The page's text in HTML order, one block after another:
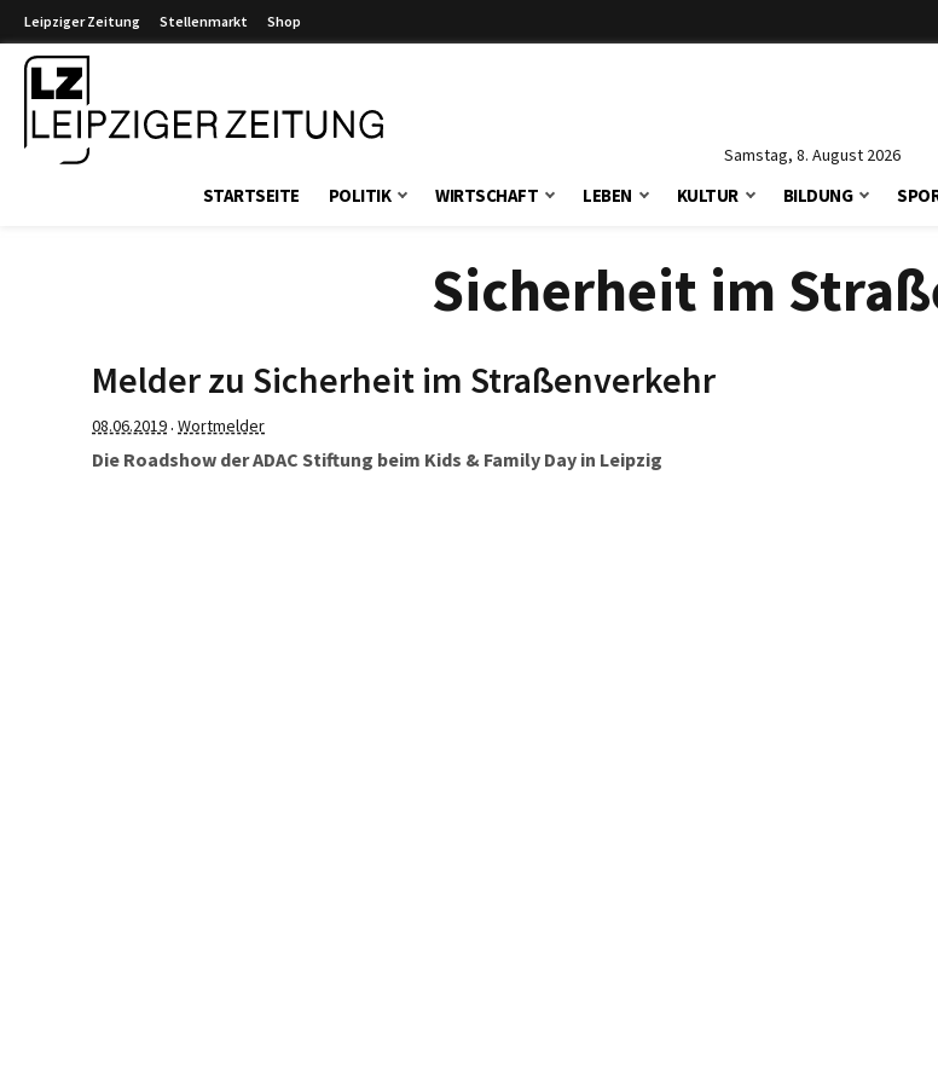
Leipziger Zeitung Stellenmarkt Shop
Samstag, 8. August 2026
STARTSEITE POLITIK WIRTSCHAFT LEBEN KULTUR BILDUNG
Sicherheit im
Melder zu Sicherheit im Straßenverkehr
08.06.2019· Wortmelder
Die Roadshow der ADAC Stiftung beim Kids & Family Day in Leipzig